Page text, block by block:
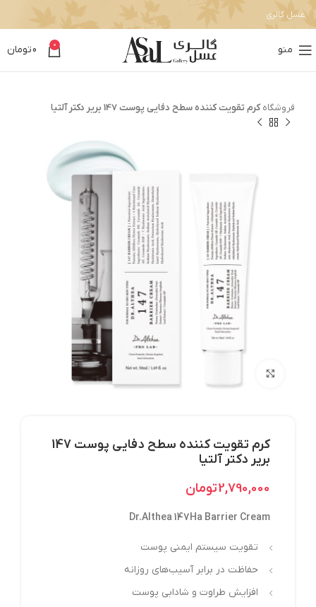
عسل گالری
منو 0
0تومان
فروشگاه کرم تقویت کننده سطح دفایی پوست 147 بریر دکتر آلتیا
کرم تقویت کننده سطح دفایی پوست 147
بریر دکتر آلتیا
2,790,000تومان
Dr.Althea 147Ha Barrier Cream
تقویت سیستم ایمنی پوست
حفاظت در برابر آسیب‌های روزانه
افزایش طراوت و شادابی پوست